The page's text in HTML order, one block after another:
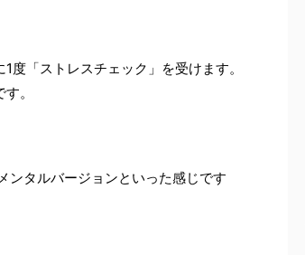
「ストレスチェック」を受けます。
。
ンタルバージョンといった感じです